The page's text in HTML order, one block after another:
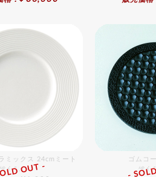
ミックス 24cmミート
総合ﾗﾝｷﾝｸﾞ
OUT -
ゴムコ
総合
-